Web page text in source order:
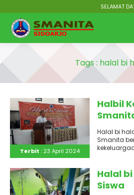
SELAMAT
Tags : halal bi
Terbit : 23 April 2024
Halbil
Halal bi
Smanita
Halal
Siswa